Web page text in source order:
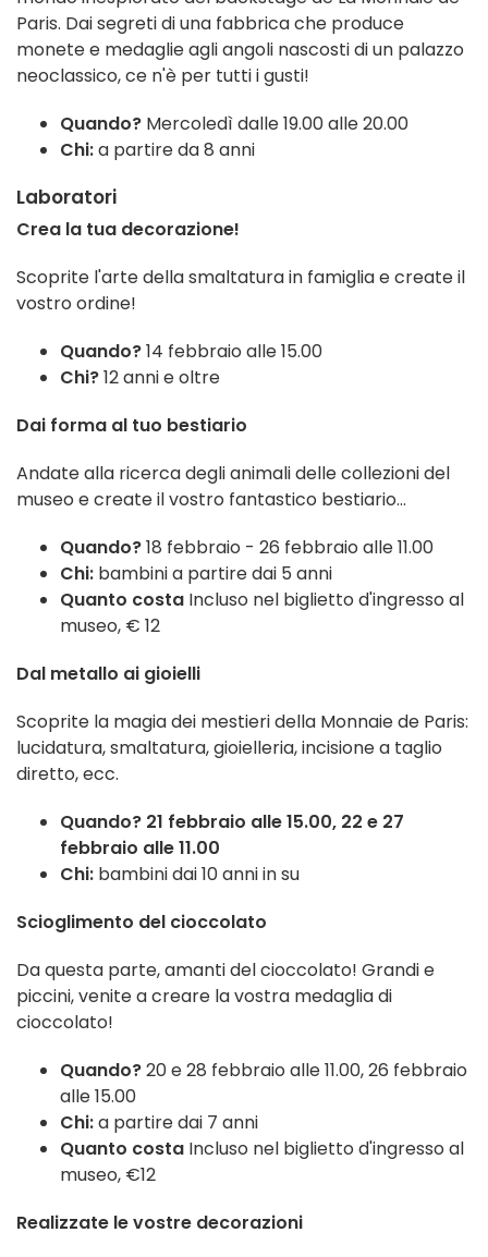
Paris. Dai segreti di una fabbrica che produce
monete e medaglie agli angoli nascosti di un palazzo
neoclassico, ce n'è per tutti i gusti!
Quando? Mercoledì dalle 19.00 alle 20.00
Chi:a partire da 8 anni
Laboratori
Crea la tua decorazione!
Scoprite l'arte della smaltatura in famiglia e create il
vostro ordine!
Quando?14 febbraio alle 15.00
Chi?12 anni e oltre
Dai forma al tuo bestiario
Andate alla ricerca degli animali delle collezioni del
museo e create il vostro fantastico bestiario...
Quando?18 febbraio - 26 febbraio alle 11.00
Chi: bambini a partire dai 5 anni
Quanto costa Incluso nel biglietto d'ingresso al
museo, € 12
Dal metallo ai gioielli
Scoprite la magia dei mestieri della Monnaie de Paris:
lucidatura, smaltatura, gioielleria, incisione a taglio
diretto, ecc.
Quando? 21 febbraio alle 15.00, 22 e 27
febbraio alle 11.00
Chi: bambini dai 10 anni in su
Scioglimento del cioccolato
Da questa parte, amanti del cioccolato! Grandi e
piccini, venite a creare la vostra medaglia di
cioccolato!
Quando?20 e 28 febbraio alle 11.00, 26 febbraio
alle 15.00
Chi:a partire dai 7 anni
Quanto costa Incluso nel biglietto d'ingresso al
museo, €12
Realizzate le vostre decorazioni